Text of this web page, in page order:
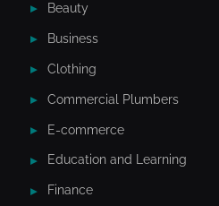
Beauty
Business
Clothing
Commercial Plumbers
E-commerce
Education and Learning
Finance